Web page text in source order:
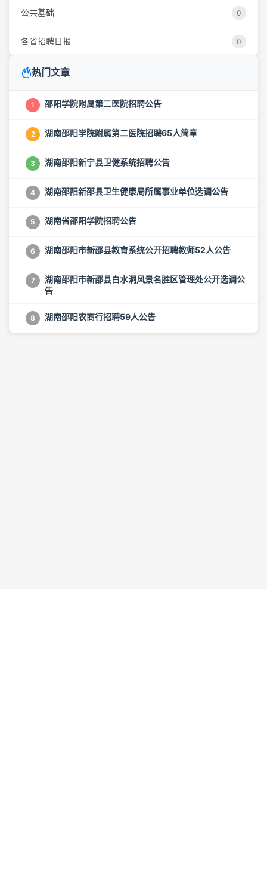
公共基础 0
各省招聘日报 0
热门文章
1 邵阳学院附属第二医院招聘公告
2 湖南邵阳学院附属第二医院招聘65人简章
3 湖南邵阳新宁县卫健系统招聘公告
4 湖南邵阳新邵县卫生健康局所属事业单位选调公告
5 湖南省邵阳学院招聘公告
6 湖南邵阳市新邵县教育系统公开招聘教师52人公告
7
湖南邵阳市新邵县白水洞风景名胜区管理处公开选调公
告
8 湖南邵阳农商行招聘59人公告